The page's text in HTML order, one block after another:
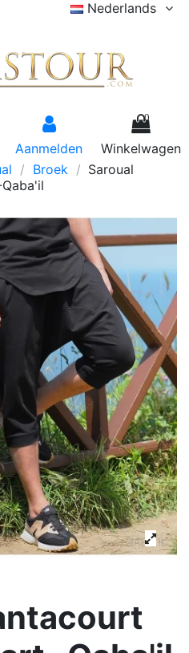
Nederlands
Aanmelden
0
Winkelwagen
Broek
Saroual